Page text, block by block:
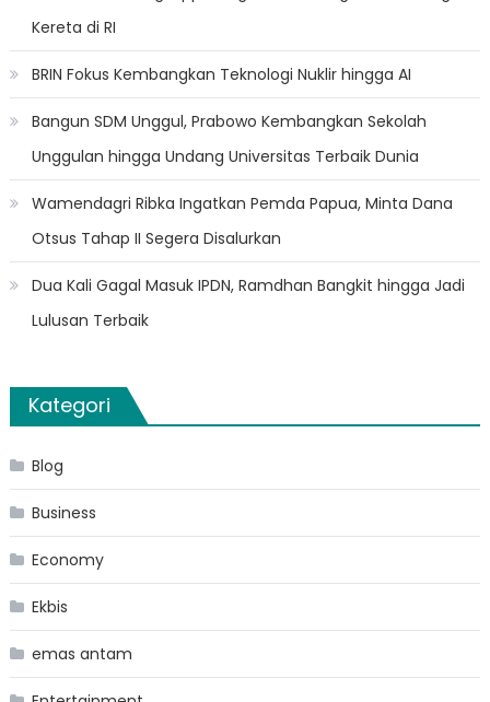
Kereta di RI
BRIN Fokus Kembangkan Teknologi Nuklir hingga AI
Bangun SDM Unggul, Prabowo Kembangkan Sekolah
Unggulan hingga Undang Universitas Terbaik Dunia
Wamendagri Ribka Ingatkan Pemda Papua, Minta Dana
Otsus Tahap II Segera Disalurkan
Dua Kali Gagal Masuk IPDN, Ramdhan Bangkit hingga Jadi
Lulusan Terbaik
Kategori
Blog
Business
Economy
Ekbis
emas antam